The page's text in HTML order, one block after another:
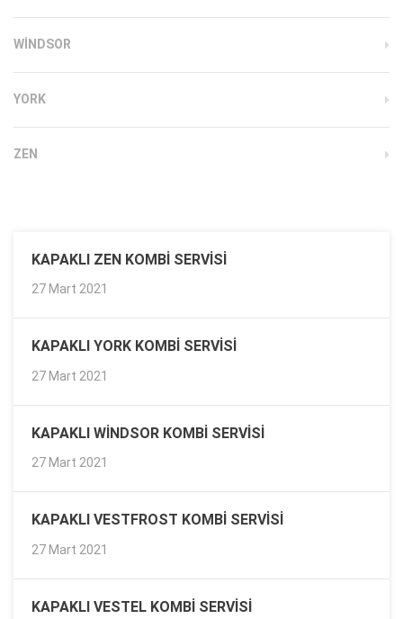
WINDSOR
YORK
ZEN
KAPAKLI ZEN KOMBI SERVISI
27 Mart 2021
KAPAKLI YORK KOMBI SERVISI
27 Mart 2021
KAPAKLI WINDSOR KOMBI SERVISI
27 Mart 2021
KAPAKLI VESTFROST KOMBI SERVISI
27 Mart 2021
KAPAKLI VESTEL KOMBI SERVISI